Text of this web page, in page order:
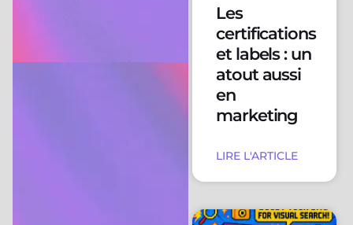
Les
certifications
et labels : un
atout aussi
en
marketing
LIRE L'ARTICLE